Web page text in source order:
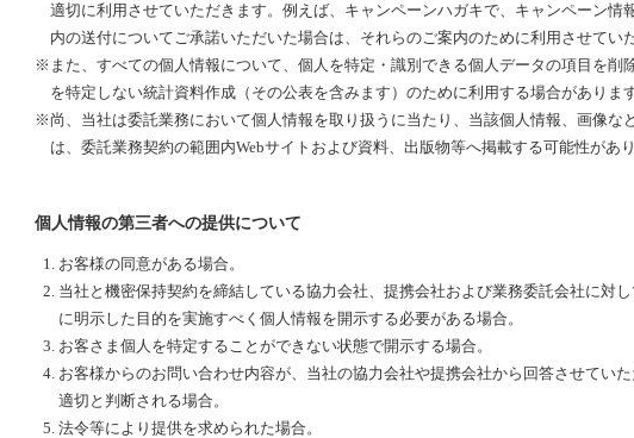
適切に利用させていただきます。例えば、キャンペーンハガキで、キャンペーン情
内の送付についてご承諾いただいた場合は、それらのご案内のために利用させてい
※また、すべての個人情報について、個人を特定・識別できる個人データの項目を削
を特定しない統計資料作成（その公表を含みます）のために利用する場合があります
※尚、当社は委託業務において個人情報を取り扱うに当たり、当該個人情報、画像な
は、委託業務契約の範囲内Webサイトおよび資料、出版物等へ掲載する可能性があり
個人情報の第三者への提供について
お客様の同意がある場合。
当社と機密保持契約を締結している協力会社、提携会社および業務委託会社に対
に明示した目的を実施すべく個人情報を開示する必要がある場合。
お客さま個人を特定することができない状態で開示する場合。
お客様からのお問い合わせ内容が、当社の協力会社や提携会社から回答させてい
適切と判断される場合。
法令等により提供を求められた場合。